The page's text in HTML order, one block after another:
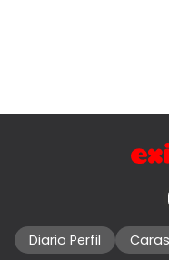
Diario Perfil Caras